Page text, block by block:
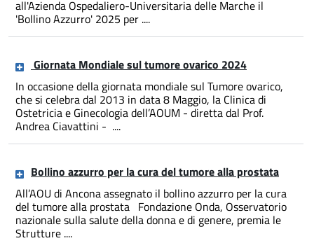
all'Azienda Ospedaliero-Universitaria delle Marche il
'Bollino Azzurro' 2025 per ....
Giornata Mondiale sul tumore ovarico 2024
In occasione della giornata mondiale sul Tumore ovarico,
che si celebra dal 2013 in data 8 Maggio, la Clinica di
Ostetricia e Ginecologia dell’AOUM - diretta dal Prof.
Andrea Ciavattini - ....
Bollino azzurro per la cura del tumore alla prostata
All’AOU di Ancona assegnato il bollino azzurro per la cura
del tumore alla prostata Fondazione Onda, Osservatorio
nazionale sulla salute della donna e di genere, premia le
Strutture ....